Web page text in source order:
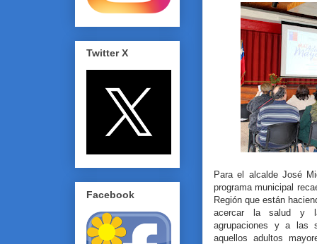
Para el alcalde José
programa municipal
Región que están
acercar la salud y
agrupaciones y a las
aquellos adultos
Twitter X
Facebook